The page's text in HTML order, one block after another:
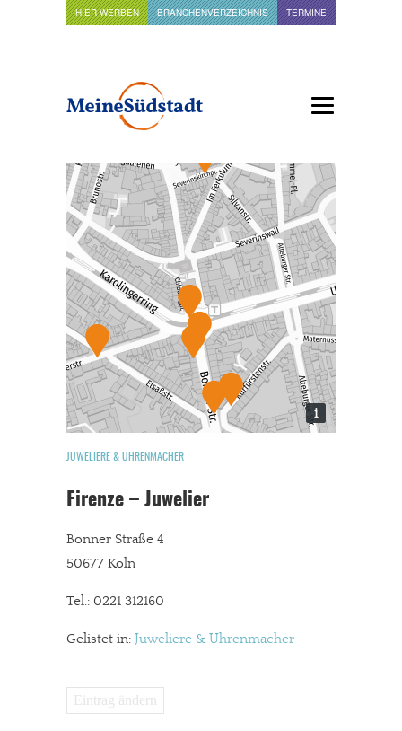
HIER WERBEN BRANCHENVERZEICHNIS TERMINE
i
JUWELIERE & UHRENMACHER
Firenze – Juwelier
Bonner Straße 4
50677 Köln
Tel.: 0221 312160
Gelistet in: Juweliere & Uhrenmacher
Eintrag ändern